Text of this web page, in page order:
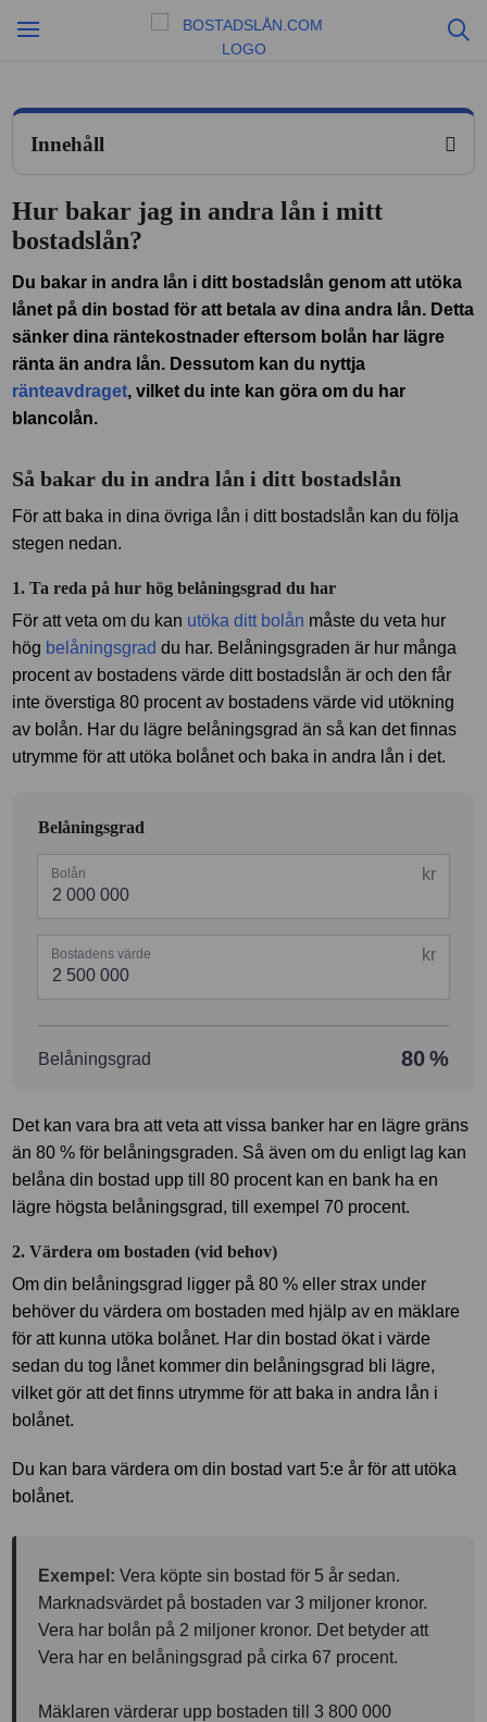
Innehåll
Hur bakar jag in andra lån i mitt
bostadslån?
Du bakar in andra lån i ditt bostadslån genom att utöka
lånet på din bostad för att betala av dina andra lån. Detta
sänker dina räntekostnader eftersom bolån har lägre
ränta än andra lån. Dessutom kan du nyttja
ränteavdraget, vilket du inte kan göra om du har
blancolån.
Så bakar du in andra lån i ditt bostadslån
För att baka in dina övriga lån i ditt bostadslån kan du följa
stegen nedan.
1. Ta reda på hur hög belåningsgrad du har
För att veta om du kan utöka ditt bolån måste du veta hur
hög belåningsgrad du har. Belåningsgraden är hur många
procent av bostadens värde ditt bostadslån är och den får
inte överstiga 80 procent av bostadens värde vid utökning
av bolån. Har du lägre belåningsgrad än så kan det finnas
utrymme för att utöka bolånet och baka in andra lån i det.
Belåningsgrad
Bolån kr
Bostadens värde kr
Belåningsgrad 80%
Det kan vara bra att veta att vissa banker har en lägre gräns
än 80 % för belåningsgraden. Så även om du enligt lag kan
belåna din bostad upp till 80 procent kan en bank ha en
lägre högsta belåningsgrad, till exempel 70 procent.
2. Värdera om bostaden (vid behov)
Om din belåningsgrad ligger på 80 % eller strax under
behöver du värdera om bostaden med hjälp av en mäklare
för att kunna utöka bolånet. Har din bostad ökat i värde
sedan du tog lånet kommer din belåningsgrad bli lägre,
vilket gör att det finns utrymme för att baka in andra lån i
bolånet.
Du kan bara värdera om din bostad vart 5:e år för att utöka
bolånet.
Exempel: Vera köpte sin bostad för 5 år sedan.
Marknadsvärdet på bostaden var 3 miljoner kronor.
Vera har bolån på 2 miljoner kronor. Det betyder att
Vera har en belåningsgrad på cirka 67 procent.
Mäklaren värderar upp bostaden till 3 800 000